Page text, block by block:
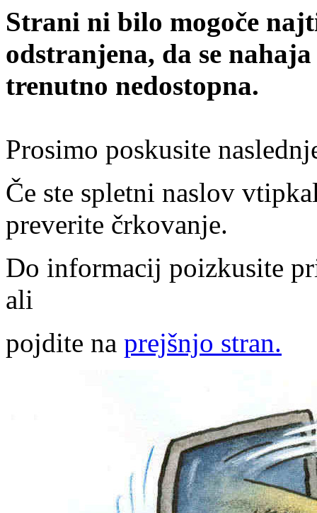
Strani ni bilo mogoče
odstranjena, da se
trenutno nedostopna.
Prosimo poskusite
Če ste spletni naslov
preverite črkovanje.
Do informacij poizkusite
ali
pojdite na prejšnjo stran.